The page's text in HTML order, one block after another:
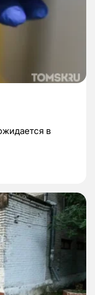
в